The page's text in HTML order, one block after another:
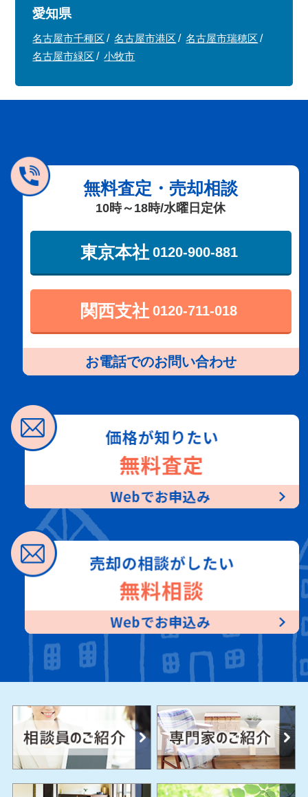
愛知県
名古屋市千種区 名古屋市港区
名古屋市瑞穂区
名古屋市緑区
小牧市
無料査定・売却相談
10時～18時/水曜日定休
東京本社 0120-900-881
関西支社 0120-711-018
お電話でのお問い合わせ